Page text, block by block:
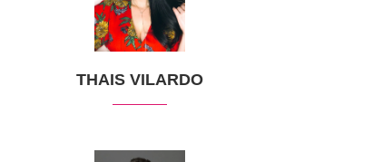
THAIS VILARDO